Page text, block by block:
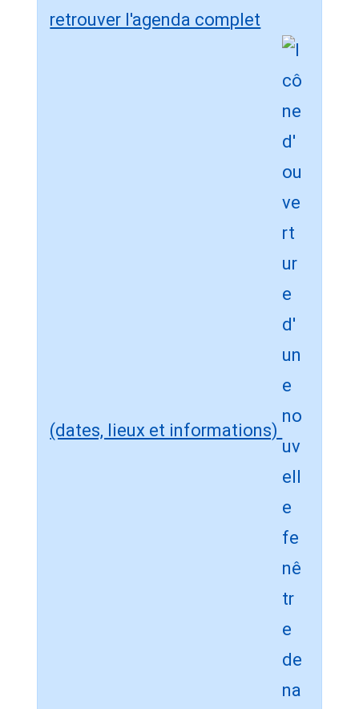
retrouver l'agenda complet
(dates, lieux et informations)